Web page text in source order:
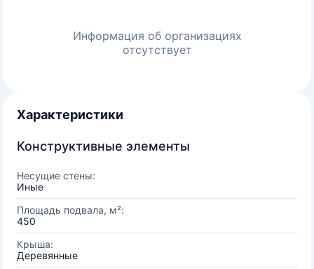
Информация об организациях
отсутствует
Характеристики
Конструктивные элементы
Несущие стены:
Иные
Площадь подвала, м²:
450
Крыша:
Деревянные